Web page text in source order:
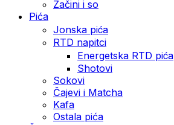
Začini i so
Pića
Jonska pića
RTD napitci
Energetska RTD pića
Shotovi
Sokovi
Čajevi i Matcha
Kafa
Ostala pića